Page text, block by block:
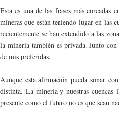
Esta es una de las frases más coreadas
mineras que están teniendo lugar en las
recientemente se han extendido a las
la minería también es privada. Junto
de mis preferidas.
Aunque esta afirmación pueda sonar
distinta. La minería y nuestras cuencas
presente como el futuro no es que sean